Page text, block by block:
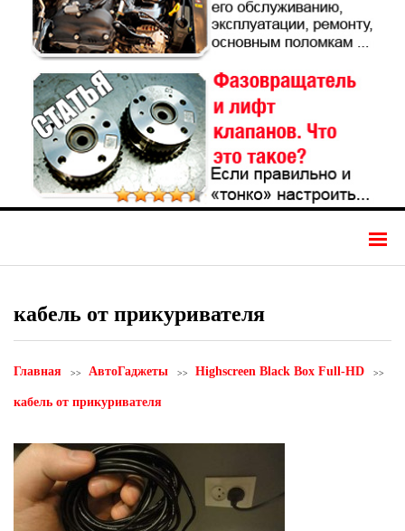
кабель от прикуривателя
Главная АвтоГаджеты Highscreen Black Box Full-HD
кабель от прикуривателя